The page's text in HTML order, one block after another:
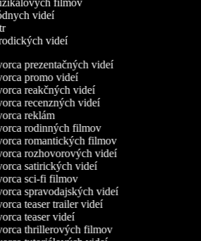
filmov
videí
videí
prezentačných videí
promo videí
reakčných videí
recenzných videí
reklám
rodinných filmov
romantických filmov
rozhovorových videí
satirických videí
sci-fi filmov
spravodajských videí
teaser trailer videí
teaser videí
thrillerových filmov